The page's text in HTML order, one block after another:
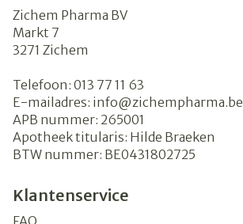
Zichem Pharma BV
Markt 7
3271 Zichem
Telefoon: 013 77 11 63
E-mailadres: info@zichempharma.be
APB nummer: 265001
Apotheek titularis: Hilde Braeken
BTW nummer: BE0431802725
Klantenservice
FAQ